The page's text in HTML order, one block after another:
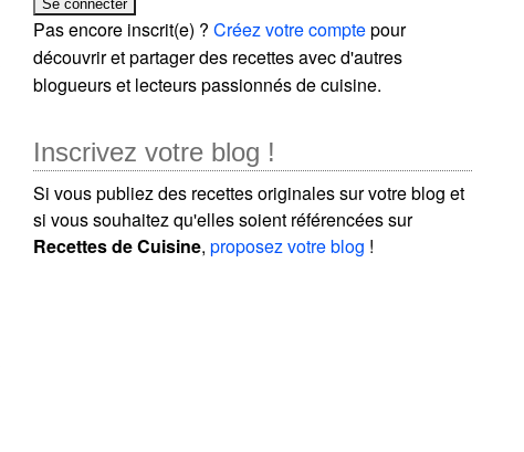
Pas encore inscrit(e) ?Créez votre comptepour
découvrir et partager des recettes avec d'autres
blogueurs et lecteurs passionnés de cuisine.
Inscrivez votre blog !
Si vous publiez des recettes originales sur votre blog et
si vous souhaitez qu'elles soient référencées sur
Recettes de Cuisine,proposez votre blog !